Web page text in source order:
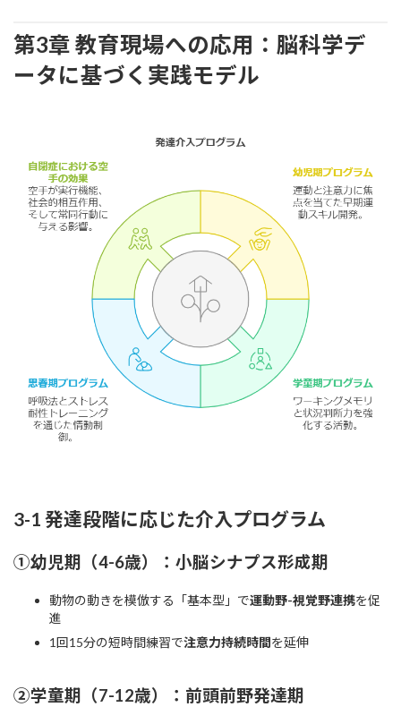
第3章 教育現場への応用：脳科学デ
ータに基づく実践モデル
3-1 発達段階に応じた介入プログラム
①幼児期（4-6歳）： 小脳シナプス形成期
動物の動きを模倣する「基本型」で運動野-視覚野連携を促
進
1回15分の短時間練習で注意力持続時間を延伸
②学童期（7-12歳）： 前頭前野発達期